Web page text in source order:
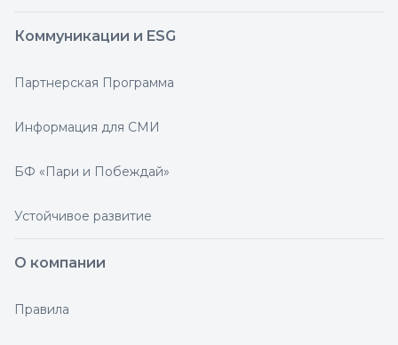
Коммуникации и ESG
Партнерская Программа
Информация для СМИ
БФ «Пари и Побеждай»
Устойчивое развитие
О компании
Правила